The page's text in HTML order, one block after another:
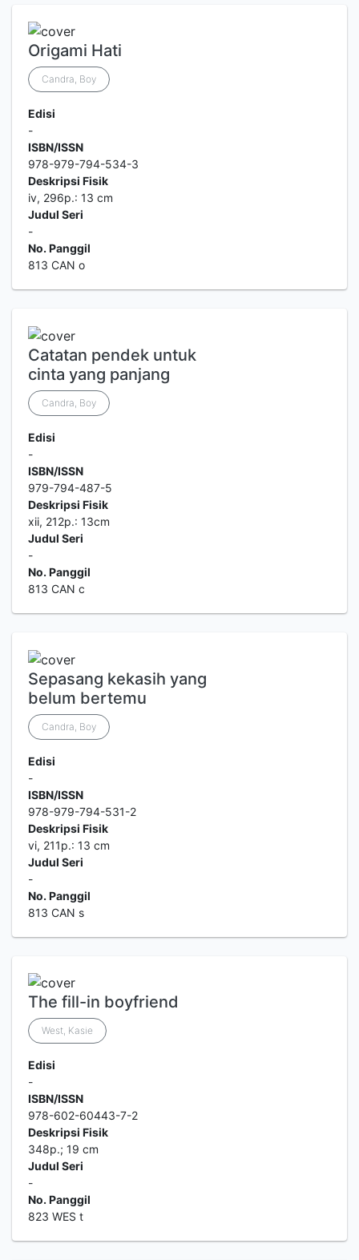
Origami Hati
Candra, Boy
Edisi
-
ISBN/ISSN
978-979-794-534-3
Deskripsi Fisik
iv, 296p.: 13 cm
Judul Seri
-
No. Panggil
813 CAN o
Catatan pendek untuk
cinta yang panjang
Candra, Boy
Edisi
-
ISBN/ISSN
979-794-487-5
Deskripsi Fisik
xii, 212p.: 13cm
Judul Seri
-
No. Panggil
813 CAN c
Sepasang kekasih yang
belum bertemu
Candra, Boy
Edisi
-
ISBN/ISSN
978-979-794-531-2
Deskripsi Fisik
vi, 211p.: 13 cm
Judul Seri
-
No. Panggil
813 CAN s
The fill-in boyfriend
West, Kasie
Edisi
-
ISBN/ISSN
978-602-60443-7-2
Deskripsi Fisik
348p.; 19 cm
Judul Seri
-
No. Panggil
823 WES t